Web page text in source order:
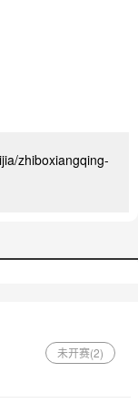
zhiboxiangqing-
未开赛(2)